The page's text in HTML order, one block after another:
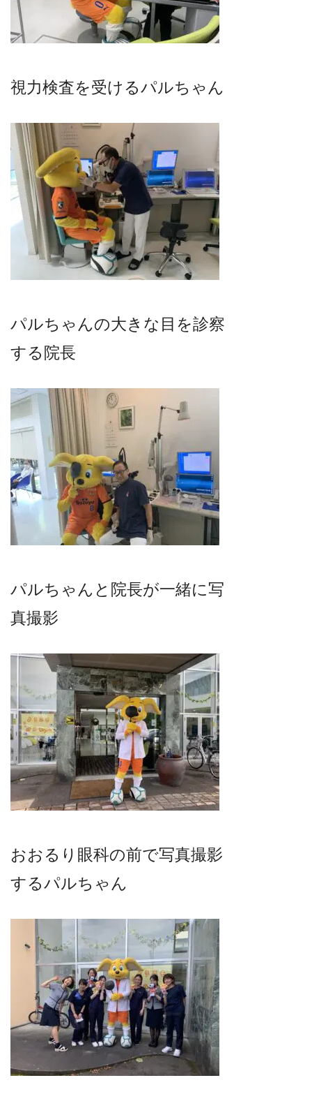
視力検査を受けるパルちゃん
パルちゃんの大きな目を診察
する院長
パルちゃんと院長が一緒に写
真撮影
おおるり眼科の前で写真撮影
するパルちゃん